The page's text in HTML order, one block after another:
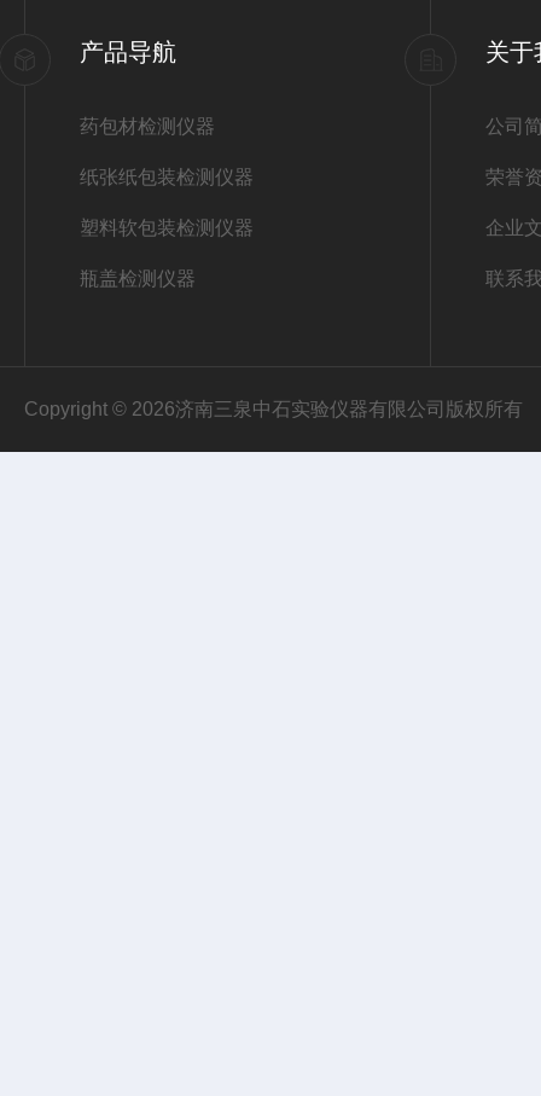
产品导航
药包材检测仪器
纸张纸包装检测仪器
塑料软包装检测仪器
瓶盖检测仪器
关于
公司
荣誉
企业
联系
Copyright © 2026济南三泉中石实验仪器有限公司版权所有